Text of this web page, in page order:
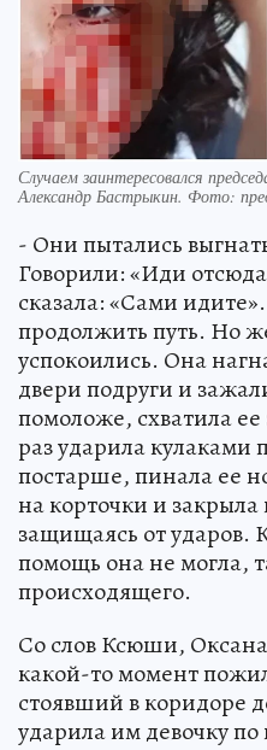
Случаем заинтересовался
Александр Бастрыкин. Фото:
- Они пытались
Говорили: «Иди
сказала: «Сами
продолжить путь. Но
успокоились. Она
двери подруги и
помоложе, схватила ее
раз ударила кулаками
постарше, пинала ее
на корточки и закрыла
защищаясь от ударов.
помощь она не могла,
происходящего.
Со слов Ксюши, Оксана
какой-то момент
стоявший в коридоре
ударила им девочку по